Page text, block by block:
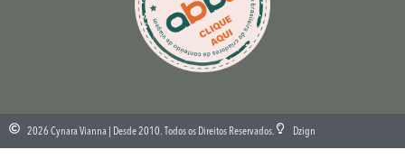
2026 Cynara Vianna | Desde 2010. Todos os Direitos Reservados. Dzign